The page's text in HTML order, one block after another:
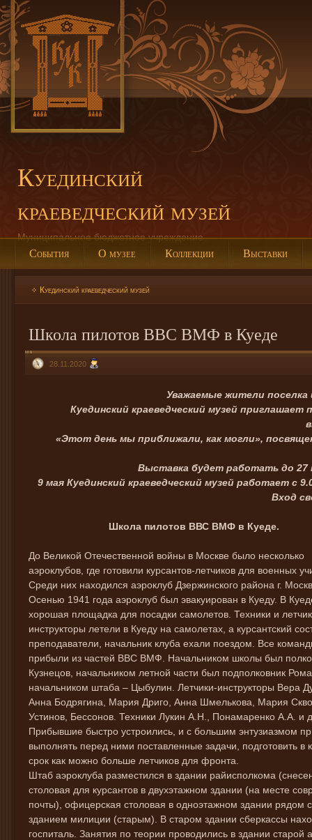
Куединский
краеведческий музей
Муниципальное бюджетное учреждение
События О музее Коллекции Выставки
Куединский краеведческий музей
Школа пилотов ВВС ВМФ в Куеде
28.11.2020
Уважаемые жители поселка
Куединский краеведческий музей приглашает
«Этот день мы приближали, как могли»,
Выставка будет работать до 27
9 мая Куединский краеведческий музей работает с
Вход
Школа пилотов ВВС ВМФ в Куеде.
До Великой Отечественной войны в Москве было несколько
аэроклубов, где готовили курсантов-летчиков для военных
Среди них находился аэроклуб Дзержинского района г.
Осенью 1941 года аэроклуб был эвакуирован в Куеду. В
хорошая площадка для посадки самолетов. Техники и
инструкторы летели в Куеду на самолетах, а курсантский
преподаватели, начальник клуба ехали поездом. Все
прибыли из частей ВВС ВМФ. Начальником школы был
Кузнецов, начальником летной части был подполковник
начальником штаба – Цыбулин. Летчики-инструкторы Вера
Анна Бодрягина, Мария Дриго, Анна Шмелькова, Мария
Устинов, Бессонов. Техники Лукин А.Н., Понамаренко А.А. и
Прибывшие быстро устроились, и с большим энтузиазмом
выполнять перед ними поставленные задачи, подготовить в
срок как можно больше летчиков для фронта.
Штаб аэроклуба разместился в здании райисполкома
столовая для курсантов в двухэтажном здании (на месте
почты), офицерская столовая в одноэтажном здании рядом
зданием милиции (старым). В старом здании сберкассы
госпиталь. Занятия по теории проводились в здании старой